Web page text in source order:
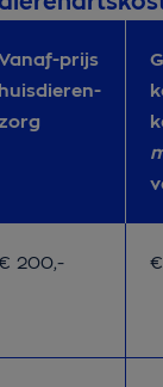
prijs
huisdieren-
prijs
200,-